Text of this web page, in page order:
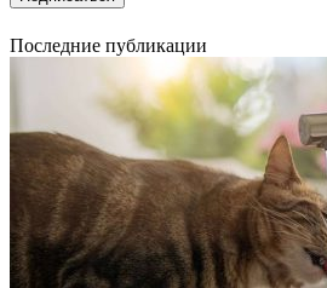
Последние публикации